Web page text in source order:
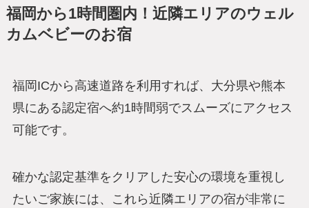
福岡から1時間圏内！近隣エリアのウェル
カムベビーのお宿
福岡ICから高速道路を利用すれば、大分県や熊本
県にある認定宿へ約1時間弱でスムーズにアクセス
可能です。
確かな認定基準をクリアした安心の環境を重視し
たいご家族には、これら近隣エリアの宿が非常に